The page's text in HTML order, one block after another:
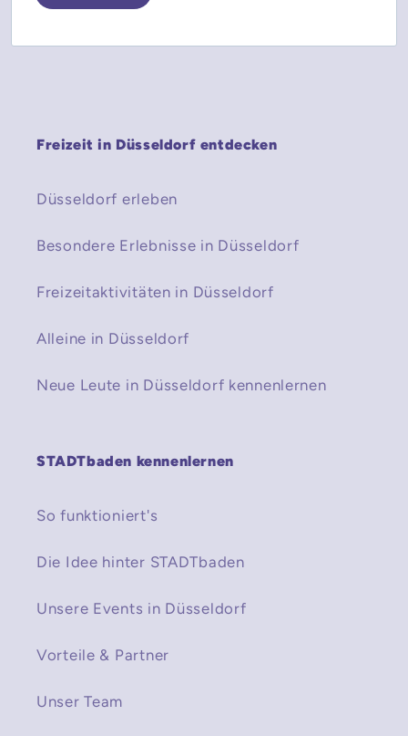
Freizeit in Düsseldorf entdecken
Düsseldorf erleben
Besondere Erlebnisse in Düsseldorf
Freizeitaktivitäten in Düsseldorf
Alleine in Düsseldorf
Neue Leute in Düsseldorf kennenlernen
STADTbaden kennenlernen
So funktioniert's
Die Idee hinter STADTbaden
Unsere Events in Düsseldorf
Vorteile & Partner
Unser Team